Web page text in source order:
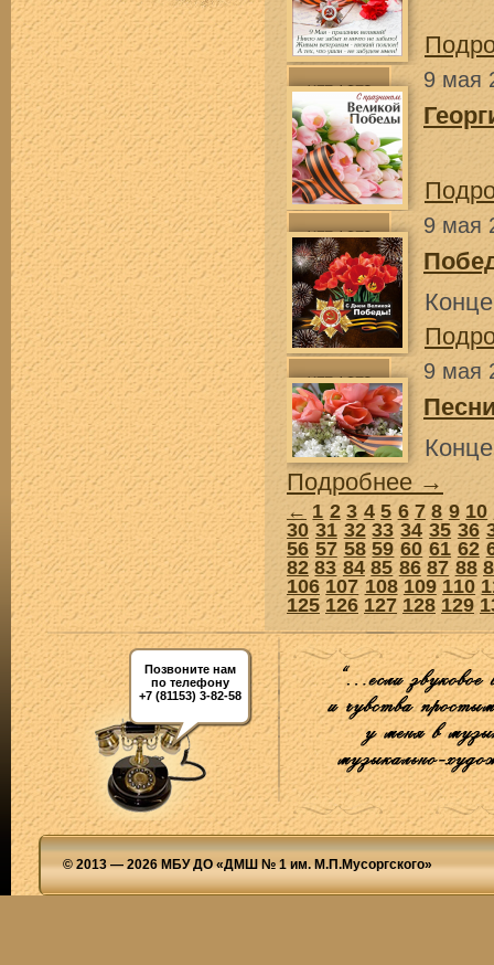
9 мая
9 мая
9 мая
Подробнее →
← 1 2 3 4 5 6 7 8 9 10
30 31 32 33 34 35 36
56 57 58 59 60 61 62
82 83 84 85 86 87 88
106 107 108 109 110
125 126 127 128 129
Позвоните нам
по телефону
+7 (81153) 3-82-58
© 2013 — 2026 МБУ ДО «ДМШ № 1 им. М.П.Мусоргского»